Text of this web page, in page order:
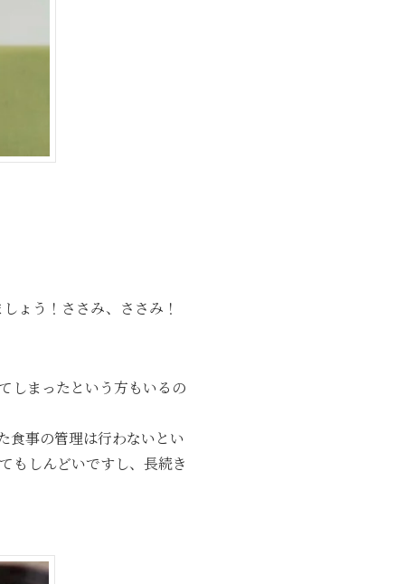
ょう！ささみ、ささみ！
しまったという方もいるの
食事の管理は行わないとい
もしんどいですし、長続き